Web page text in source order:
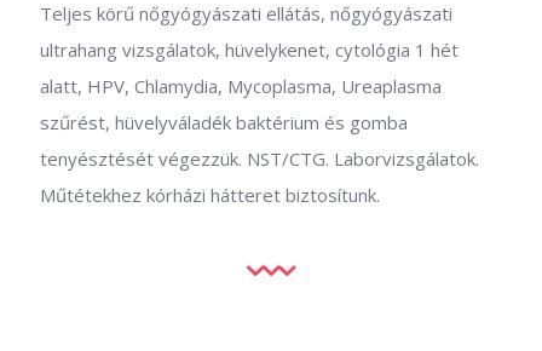
Teljes körű nőgyógyászati ellátás, nőgyógyászati
ultrahang vizsgálatok, hüvelykenet, cytológia 1 hét
alatt, HPV, Chlamydia, Mycoplasma, Ureaplasma
szűrést, hüvelyváladék baktérium és gomba
tenyésztését végezzük. NST/CTG. Laborvizsgálatok.
Műtétekhez kórházi hátteret biztosítunk.